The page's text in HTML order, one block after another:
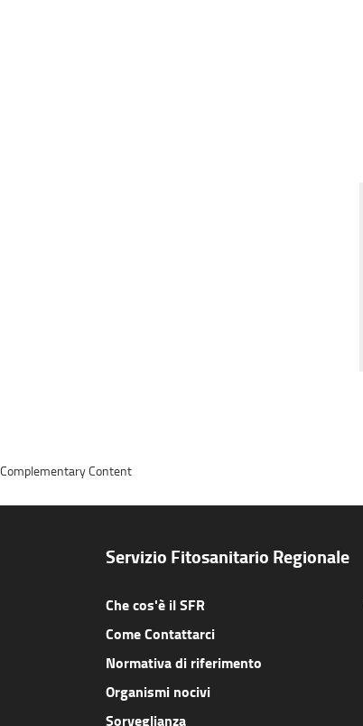
Servizio Fitosanitario Regionale
Che cos'è il SFR
Come Contattarci
Normativa di riferimento
Organismi nocivi
Sorveglianza
Complementary Content